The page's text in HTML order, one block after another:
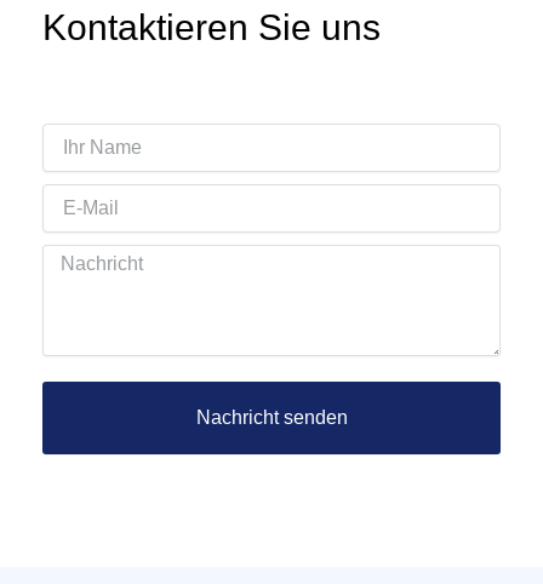
Kontaktieren Sie uns
Name
Nachricht
Nachricht senden